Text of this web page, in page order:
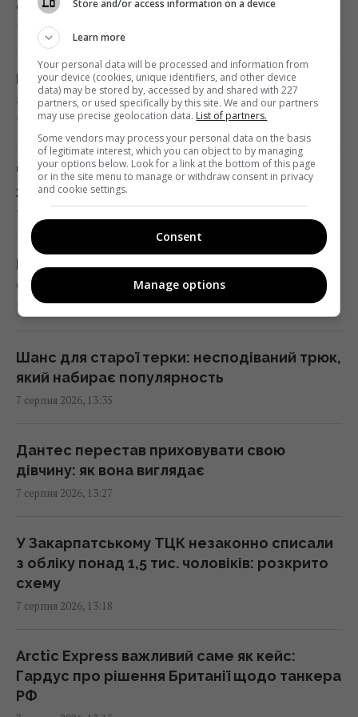
Чоловік врятував спраглого лелеку під час
40-градусної спеки: зворушливе відео
14:00 п'ятниця, 07 серпня 2026
Навіщо залишати серветку на підлозі:
простий трюк для кухні
13:54 п'ятниця, 07 серпня 2026
В Україні стрімко дорожчає оренда: Київ
серед лідерів
13:51 п'ятниця, 07 серпня 2026
13:31 п'ятниця, 07 серпня 2026
13:30 п'ятниця, 07 серпня 2026
13:30 п'ятниця, 07 серпня 2026
Що означає білий наліт на сливах:
13:21 п'ятниця, 07 серпня 2026
Безкоштовно без черг: у яких аеропортах
сином
7 серпня 2026, 14:35
Під час ремонту в будинку 1916 року
знайшли щось незвичайне: що сховали
7 серпня 2026, 14:17
Чому 8 серпня не можна скаржитися на
життя: яке церковне свято
7 серпня 2026, 14:12
Польща намагається залишити українців в
себе: експерт назвав причину
7 серпня 2026, 13:36
Шанс для старої терки: несподіваний трюк,
який набирає популярность
7 серпня 2026, 13:35
Дантес перестав приховувати свою
дівчину: як вона виглядає
7 серпня 2026, 13:27
У Закарпатському ТЦК незаконно списали
з обліку понад 1,5 тис. чоловіків: розкрито
схему
7 серпня 2026, 13:18
Arctic Express важливий саме як кейс:
Гардус про рішення Британії щодо танкера
РФ
Store and/or access information on a device
Learn more
Your personal data will be processed and information from
your device (cookies, unique identifiers, and other device
data) may be stored by, accessed by and shared with 227
partners, or used specifically by this site. We and our partners
may use precise geolocation data. List of partners.
Some vendors may process your personal data on the basis
of legitimate interest, which you can object to by managing
your options below. Look for a link at the bottom of this page
or in the site menu to manage or withdraw consent in privacy
and cookie settings.
Consent
Manage options